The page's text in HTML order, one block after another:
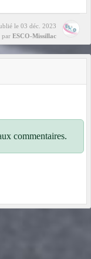
le 03 déc. 2023
par ESCO-Missillac
commentaires.